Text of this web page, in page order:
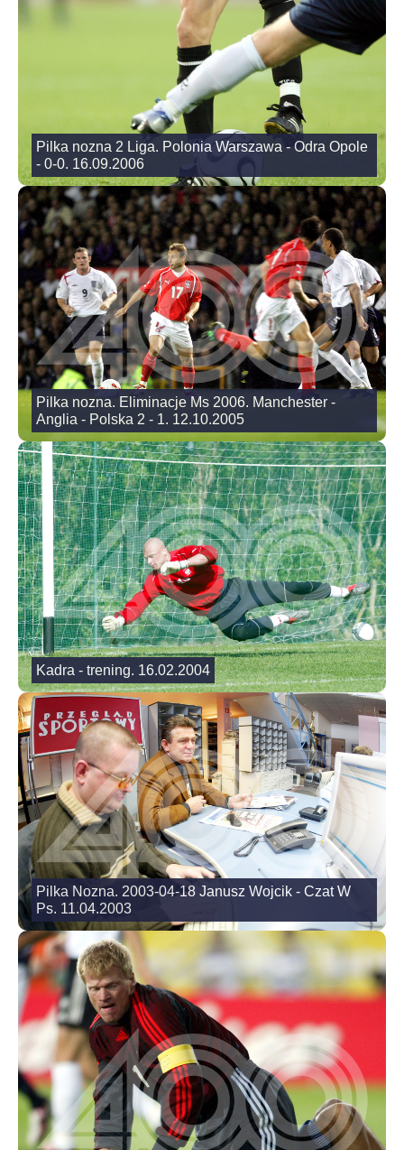
Pilka nozna 2 Liga. Polonia Warszawa - Odra Opole
- 0-0. 16.09.2006
Pilka nozna. Eliminacje Ms 2006. Manchester -
Anglia - Polska 2 - 1. 12.10.2005
Kadra - trening. 16.02.2004
Pilka Nozna. 2003-04-18 Janusz Wojcik - Czat W
Ps. 11.04.2003